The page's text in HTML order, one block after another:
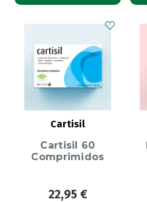
Cartisil
Cartisil 60
Comprimidos
22,95 €